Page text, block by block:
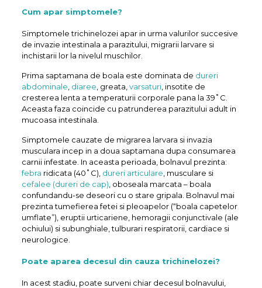
Cum apar simptomele?
Simptomele trichinelozei apar in urma valurilor succesive
de invazie intestinala a parazitului, migrarii larvare si
inchistarii lor la nivelul muschilor.
Prima saptamana de boala este dominata de dureri
abdominale diaree , greata, varsaturi, insotite de
cresterea lenta a temperaturii corporale pana la 39˚C.
Aceasta faza coincide cu patrunderea parazitului adult in
mucoasa intestinala.
Simptomele cauzate de migrarea larvara si invazia
musculara incep in a doua saptamana dupa consumarea
carnii infestate. In aceasta perioada, bolnavul prezinta:
febra ridicata (40˚C), dureri articulare , musculare si
cefalee (dureri de cap) , oboseala marcata – boala
confundandu-se deseori cu o stare gripala. Bolnavul mai
prezinta tumefierea fetei si pleoapelor (“boala capetelor
umflate”), eruptii urticariene, hemoragii conjunctivale (ale
ochiului) si subunghiale, tulburari respiratorii, cardiace si
neurologice.
Poate aparea decesul din cauza trichinelozei?
In acest stadiu, poate surveni chiar decesul bolnavului,